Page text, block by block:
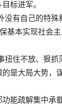
标进军。
没有自己的特
基本实现社会
扭住不放、狠
是大局大势，
能疏解集中承